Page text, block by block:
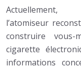
l’atomiseur
construire
cigarette
informations